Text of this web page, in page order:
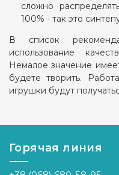
сложно
100% - так это
В список
использование
Немалое значение
будете творить.
игрушки будут
Горячая линия